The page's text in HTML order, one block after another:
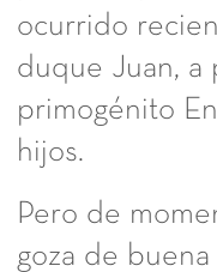
ocurrido
duque Juan, a
primogénito
hijos.
Pero de
goza de